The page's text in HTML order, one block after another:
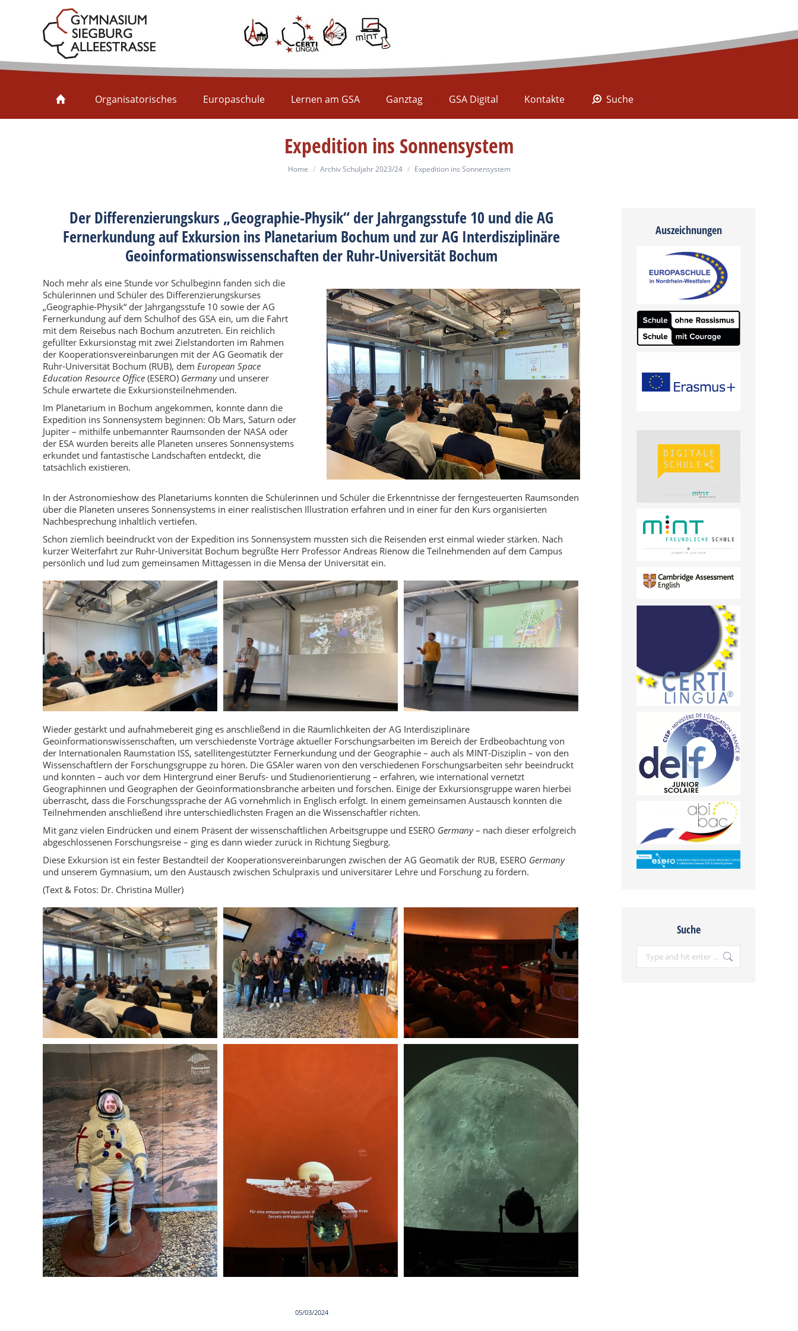
Organisatorisches Europaschule Lernen am GSA Ganztag GSA Digital Kontakte Suche
Expedition ins Sonnensystem
You are here:
Home Archiv Schuljahr 2023/24 Expedition ins Sonnensystem
Der Differenzierungskurs „Geographie-Physik“ der Jahrgangsstufe 10 und die AG
Fernerkundung auf Exkursion ins Planetarium Bochum und zur AG Interdisziplinäre
Geoinformationswissenschaften der Ruhr-Universität Bochum
Noch mehr als eine Stunde vor Schulbeginn fanden sich die
Schülerinnen und Schüler des Differenzierungskurses
„Geographie-Physik“ der Jahrgangsstufe 10 sowie der AG
Fernerkundung auf dem Schulhof des GSA ein, um die Fahrt
mit dem Reisebus nach Bochum anzutreten. Ein reichlich
gefüllter Exkursionstag mit zwei Zielstandorten im Rahmen
der Kooperationsvereinbarungen mit der AG Geomatik der
Ruhr-Universität Bochum (RUB), dem European Space
Education Resource Office (ESERO) Germanyund unserer
Schule erwartete die Exkursionsteilnehmenden.
Im Planetarium in Bochum angekommen, konnte dann die
Expedition ins Sonnensystem beginnen: Ob Mars, Saturn oder
Jupiter – mithilfe unbemannter Raumsonden der NASA oder
der ESA wurden bereits alle Planeten unseres Sonnensystems
erkundet und fantastische Landschaften entdeckt, die
tatsächlich existieren.
In der Astronomieshow des Planetariums konnten die Schülerinnen und Schüler die Erkenntnisse der ferngesteuerten Raumsonden
über die Planeten unseres Sonnensystems in einer realistischen Illustration erfahren und in einer für den Kurs organisierten
Nachbesprechung inhaltlich vertiefen.
Schon ziemlich beeindruckt von der Expedition ins Sonnensystem mussten sich die Reisenden erst einmal wieder stärken. Nach
kurzer Weiterfahrt zur Ruhr-Universität Bochum begrüßte Herr Professor Andreas Rienow die Teilnehmenden auf dem Campus
persönlich und lud zum gemeinsamen Mittagessen in die Mensa der Universität ein.
Wieder gestärkt und aufnahmebereit ging es anschließend in die Räumlichkeiten der AG Interdisziplinäre
Geoinformationswissenschaften, um verschiedenste Vorträge aktueller Forschungsarbeiten im Bereich der Erdbeobachtung von
der Internationalen Raumstation ISS, satellitengestützter Fernerkundung und der Geographie – auch als MINT-Disziplin – von den
Wissenschaftlern der Forschungsgruppe zu hören. Die GSAler waren von den verschiedenen Forschungsarbeiten sehr beeindruckt
und konnten – auch vor dem Hintergrund einer Berufs- und Studienorientierung – erfahren, wie international vernetzt
Geographinnen und Geographen der Geoinformationsbranche arbeiten und forschen. Einige der Exkursionsgruppe waren hierbei
überrascht, dass die Forschungssprache der AG vornehmlich in Englisch erfolgt. In einem gemeinsamen Austausch konnten die
Teilnehmenden anschließend ihre unterschiedlichsten Fragen an die Wissenschaftler richten.
Mit ganz vielen Eindrücken und einem Präsent der wissenschaftlichen Arbeitsgruppe und ESERO Germany– nach dieser erfolgreich
abgeschlossenen Forschungsreise – ging es dann wieder zurück in Richtung Siegburg.
Diese Exkursion ist ein fester Bestandteil der Kooperationsvereinbarungen zwischen der AG Geomatik der RUB, ESERO Germany
und unserem Gymnasium, um den Austausch zwischen Schulpraxis und universitärer Lehre und Forschung zu fördern.
(Text & Fotos: Dr. Christina Müller)
05/03/2024
Auszeichnungen
Suche
Search:
Europaschule Lernen am GSA